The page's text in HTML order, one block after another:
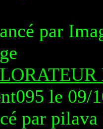
par
le 09/
par pilava